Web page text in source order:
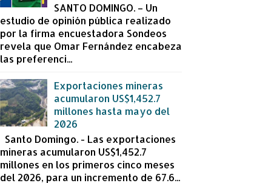
SANTO DOMINGO. – Un
estudio de opinión pública realizado
por la firma encuestadora Sondeos
revela que Omar Fernández encabeza
las preferenci...
Exportaciones mineras
acumularon US$1,452.7
millones hasta mayo del
2026
Santo Domingo. - Las exportaciones
mineras acumularon US$1,452.7
millones en los primeros cinco meses
del 2026, para un incremento de 67.6...